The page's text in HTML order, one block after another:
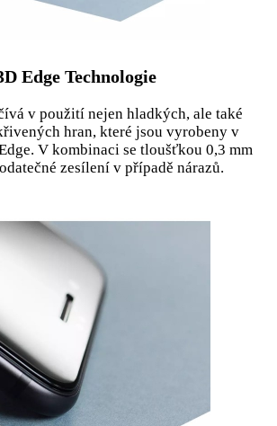
Edge Technologie
v použití nejen hladkých, ale také
hran, které jsou vyrobeny v
V kombinaci se tloušťkou 0,3 mm
zesílení v případě nárazů.